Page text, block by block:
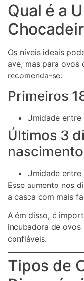
Qual é a
Os níveis ideais
ave, mas para ovos
recomenda-se:
Primeiros
Umidade entre
Últimos 3
Umidade entre
Esse aumento nos
a casca com mais
Além disso, é
incubadora de
confiáveis.
Tipos de